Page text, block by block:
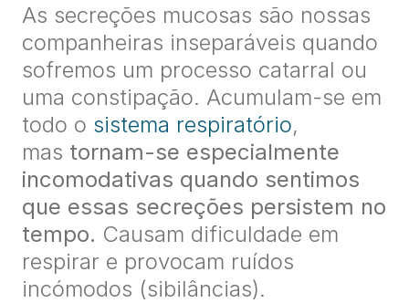
As secreções mucosas são nossas
companheiras inseparáveis quando
sofremos um processo catarral ou
uma constipação. Acumulam-se em
todo o sistema respiratório,
mas tornam-se especialmente
incomodativas quando sentimos
que essas secreções persistem no
tempo. Causam dificuldade em
respirar e provocam ruídos
incómodos (sibilâncias).